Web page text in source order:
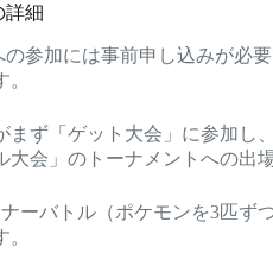
詳細
参加には事前申し込みが
ず「ゲット大会」に参加
会」のトーナメントへの出
ーバトル（ポケモンを3匹